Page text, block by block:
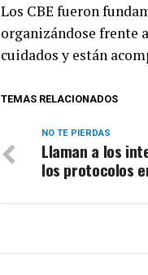
Los CBE fueron
organizándose frente
cuidados y están
TEMAS RELACIONADOS
NO TE PIERDAS
Llaman a los
los protocolos